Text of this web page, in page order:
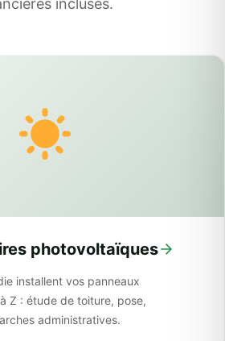
incluses.
photovoltaïques
installent vos panneaux
Z : étude de toiture, pose,
administratives.